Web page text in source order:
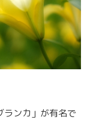
ランカ」が有名で